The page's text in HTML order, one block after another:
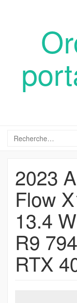
2023
Flow
13.4
R9
RTX